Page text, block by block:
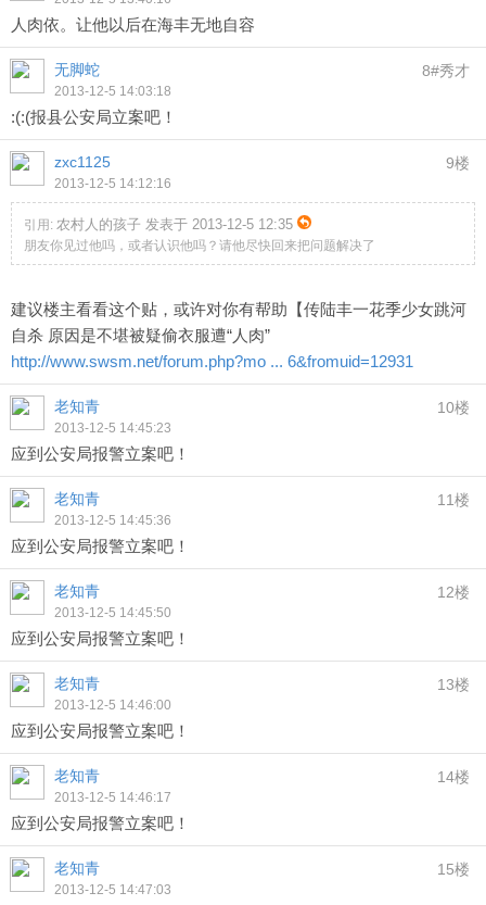
人肉依。让他以后在海丰无地自容
无脚蛇
2013-12-5 14:03:18
8#秀才
:(:(报县公安局立案吧！
zxc1125
2013-12-5 14:12:16
9楼
引用: 农村人的孩子 发表于 2013-12-5 12:35
朋友你见过他吗，或者认识他吗？请他尽快回来把问题解决了
建议楼主看看这个贴，或许对你有帮助【传陆丰一花季少女跳河
自杀 原因是不堪被疑偷衣服遭“人肉”
http://www.swsm.net/forum.php?mo ... 6&fromuid=12931
老知青
2013-12-5 14:45:23
10楼
应到公安局报警立案吧！
老知青
2013-12-5 14:45:36
11楼
应到公安局报警立案吧！
老知青
2013-12-5 14:45:50
12楼
应到公安局报警立案吧！
老知青
2013-12-5 14:46:00
13楼
应到公安局报警立案吧！
老知青
2013-12-5 14:46:17
14楼
应到公安局报警立案吧！
老知青
2013-12-5 14:47:03
15楼